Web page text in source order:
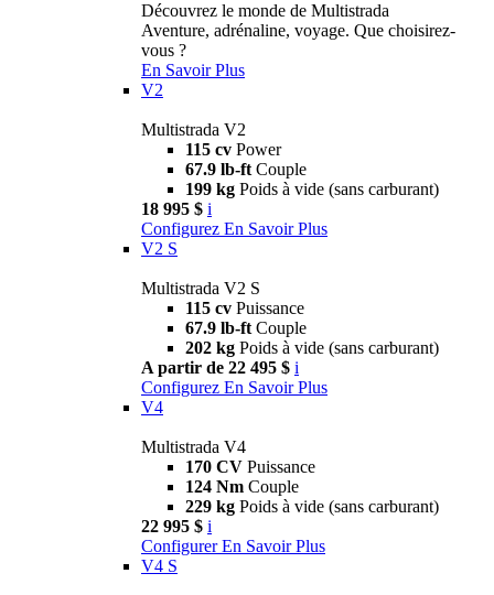
Découvrez le monde de Multistrada
Aventure, adrénaline, voyage. Que choisirez-
vous ?
En Savoir Plus
V2
Multistrada V2
115 cv Power
67.9 lb-ft Couple
199 kg Poids à vide (sans carburant)
18 995 $ i
Configurez En Savoir Plus
V2 S
Multistrada V2 S
115 cv Puissance
67.9 lb-ft Couple
202 kg Poids à vide (sans carburant)
A partir de 22 495 $ i
Configurez En Savoir Plus
V4
Multistrada V4
170 CV Puissance
124 Nm Couple
229 kg Poids à vide (sans carburant)
22 995 $ i
Configurer En Savoir Plus
V4 S